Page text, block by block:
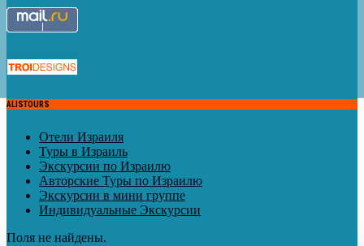
ALISTOURS
Отели Израиля
Туры в Израиль
Экскурсии по Израилю
Авторские Туры по Израилю
Экскурсии в мини группе
Индивидуальные Экскурсии
Поля не найдены.